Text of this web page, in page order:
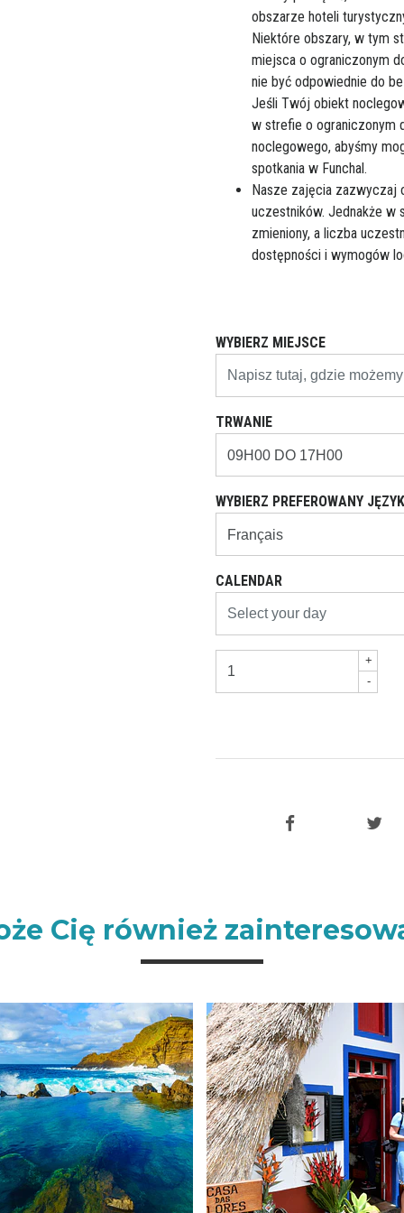
obszarze hoteli
Niektóre obszary, w tym
miejsca o ograniczonym
nie być odpowiednie do
Jeśli Twój obiekt
w strefie o ograniczonym
noclegowego, abyśmy
spotkania w Funchal.
Nasze zajęcia zazwyczaj
uczestników. Jednakże w
zmieniony, a liczba
dostępności i wymogów
WYBIERZ MIEJSCE
TRWANIE
WYBIERZ PREFEROWANY
CALENDAR
+
-
Cię również